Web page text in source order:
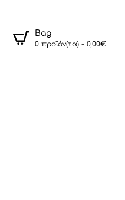
Bag
0 προϊόν(τα) - 0,00€